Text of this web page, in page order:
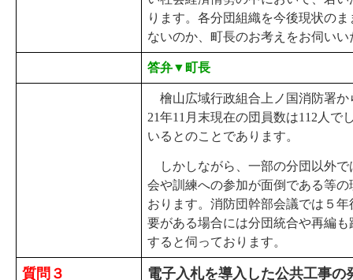
ります。各分団組織を今後現状の
ないのか、町長のお考えをお伺いい
答弁▼町長
檜山広域行政組合上ノ国消防署か
21年11月末現在の団員数は112人で
いるとのことであります。
しかしながら、一部の分団以外で
会や訓練への参加が面倒である等
おります。消防団幹部会議では５
要がある場合には分団統合や再編
すると伺っております。
質問３ 電子入札を導入した公共工事の